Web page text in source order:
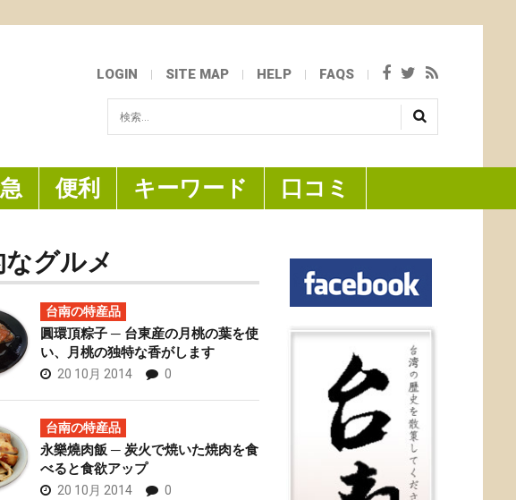
LOGIN SITE MAP HELP FAQS
索...
便利 キーワード 口コミ
グルメ
台南の特産品
圓環頂粽子 ─ 台東産の月桃の葉を使
い、月桃の独特な香がします
20 10月 2014 0
台南の特産品
永樂燒肉飯 ─ 炭火で焼いた焼肉を食
べると食欲アップ
20 10月 2014 0